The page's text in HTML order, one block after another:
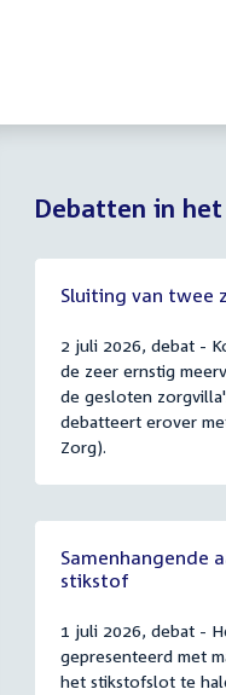
Debatten in
Sluiting van twee
2 juli 2026, debat -
de zeer ernstig
de gesloten
debatteert erover
Zorg).
Samenhangende
stikstof
1 juli 2026, debat -
gepresenteerd met
het stikstofslot te